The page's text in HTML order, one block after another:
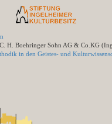
H. Boehringer Sohn AG & Co.KG
in den Geistes- und